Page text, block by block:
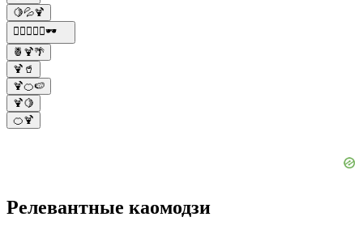
🍋💦🍹
🏄‍♂️🌊🌞🍹🕶️
🍍🍹🌴
🍹🥤
🍹🍊🍉
🍹🍋
🍊🍹
Релевантные каомодзи